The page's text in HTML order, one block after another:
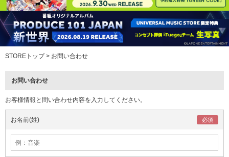
STOREトップ> お問い合わせ
お問い合わせ
お客様情報と問い合わせ内容を入力してください。
お名前(姓)